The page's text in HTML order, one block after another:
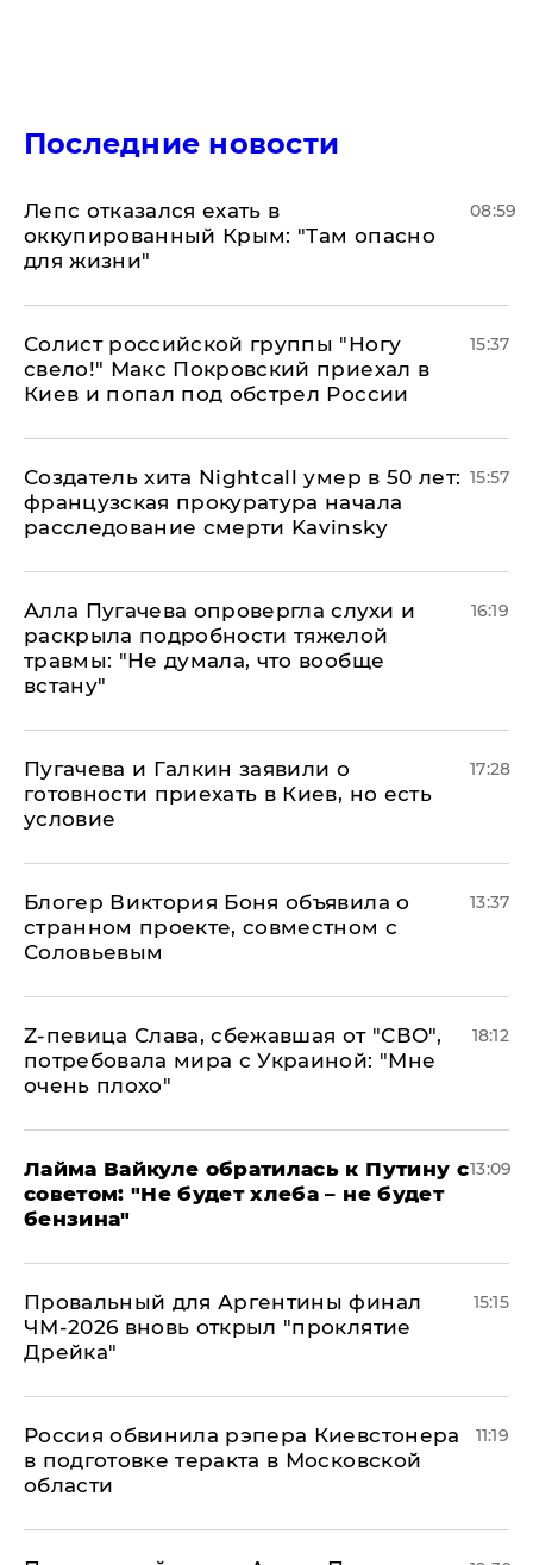
Последние новости
Лепс отказался ехать в
оккупированный Крым: "Там опасно
для жизни"
08:59
Солист российской группы "Ногу
свело!" Макс Покровский приехал в
Киев и попал под обстрел России
15:37
Создатель хита Nightcall умер в 50 лет:
французская прокуратура начала
расследование смерти Kavinsky
15:57
Алла Пугачева опровергла слухи и
раскрыла подробности тяжелой
травмы: "Не думала, что вообще
встану"
16:19
Пугачева и Галкин заявили о
готовности приехать в Киев, но есть
условие
17:28
Блогер Виктория Боня объявила о
странном проекте, совместном с
Соловьевым
13:37
Z-певица Слава, сбежавшая от "СВО",
потребовала мира с Украиной: "Мне
очень плохо"
18:12
Лайма Вайкуле обратилась к Путину с
советом: "Не будет хлеба – не будет
бензина"
13:09
Провальный для Аргентины финал
ЧМ-2026 вновь открыл "проклятие
Дрейка"
15:15
Россия обвинила рэпера Киевстонера
в подготовке теракта в Московской
области
11:19